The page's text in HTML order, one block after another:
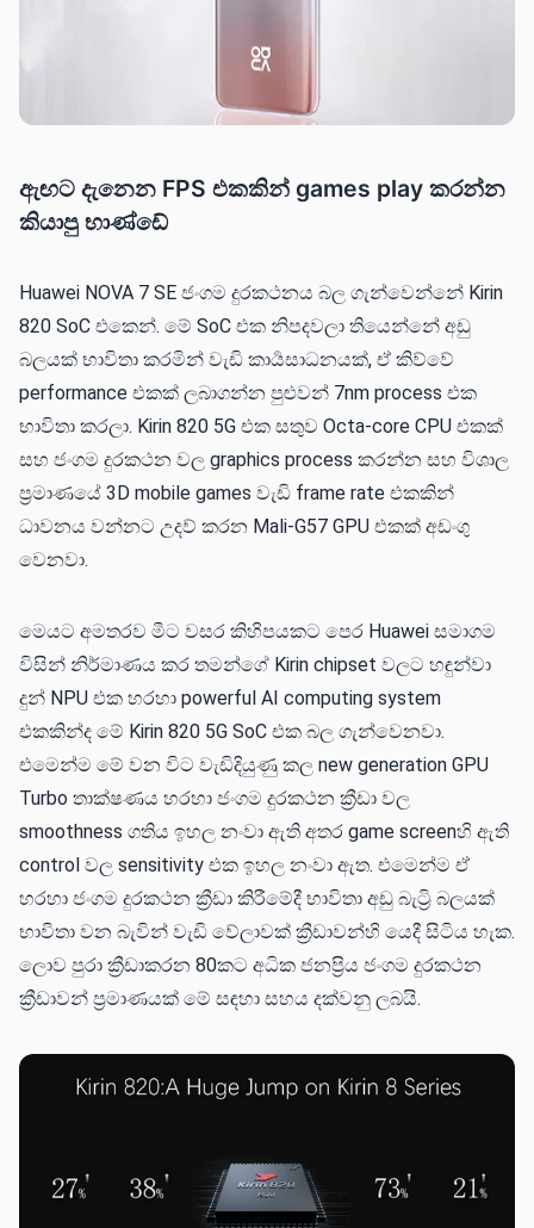
ඇඟට දැනෙන FPS එකකින් games play කරන්න
කියාපු භාණ්ඩේ
Huawei NOVA 7 SE ජංගම දුරකථනය බල ගැන්වෙන්නේ Kirin
820 SoC එකෙන්. මේ SoC එක නිපදවලා තියෙන්නේ අඩු
බලයක් භාවිතා කරමින් වැඩි කාර්‍යසාධනයක්, ඒ කිව්වේ
performance එකක් ලබාගන්න පුළුවන් 7nm process එක
භාවිතා කරලා. Kirin 820 5G එක සතුව Octa-core CPU එකක්
සහ ජංගම දුරකථන වල graphics process කරන්න සහ විශාල
ප්‍රමාණයේ 3D mobile games වැඩි frame rate එකකින්
ධාවනය වන්නට උදව් කරන Mali-G57 GPU එකක් අඩංගු
වෙනවා.
මෙයට අමතරව මීට වසර කිහිපයකට පෙර Huawei සමාගම
විසින් නිර්මාණය කර තමන්ගේ Kirin chipset වලට හඳුන්වා
දුන් NPU එක හරහා powerful AI computing system
එකකින්ද මේ Kirin 820 5G SoC එක බල ගැන්වෙනවා.
එමෙන්ම මේ වන විට වැඩිදියුණු කල new generation GPU
Turbo තාක්ෂණය හරහා ජංගම දුරකථන ක්‍රීඩා වල
smoothness ගතිය ඉහල නංවා ඇති අතර game screenහි ඇති
control වල sensitivity එක ඉහල නංවා ඇත. එමෙන්ම ඒ
හරහා ජංගම දුරකථන ක්‍රීඩා කිරීමේදී භාවිතා අඩු බැට්‍රි බලයක්
භාවිතා වන බැවින් වැඩි වේලාවක් ක්‍රීඩාවන්හි යෙදී සිටිය හැක.
ලොව පුරා ක්‍රීඩාකරන 80කට අධික ජනප්‍රිය ජංගම දුරකථන
ක්‍රීඩාවන් ප්‍රමාණයක් මේ සඳහා සහය දක්වනු ලබයි.